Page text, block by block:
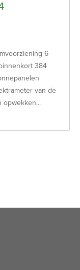
6
384
van de
opwekken...